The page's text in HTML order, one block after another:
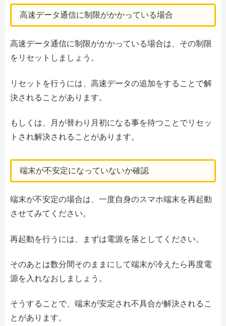
高速データ通信に制限がかかっている場合
高速データ通信に制限がかかっている場合は、その制限
をリセットしましょう。
リセットを行うには、高速データの追加をすることで解
決されることがあります。
もしくは、月が替わり月初になる事を待つことでリセッ
トされ解決されることがあります。
端末が不安定になっていないか確認
端末が不安定の場合は、一度自身のスマホ端末を再起動
させてみてください。
再起動を行うには、まずは電源を落としてください。
そのあとは数分間そのままにして端末が冷えたら再度電
源を入れなおしましょう。
そうすることで、端末が安定され不具合が解決されるこ
とがあります。